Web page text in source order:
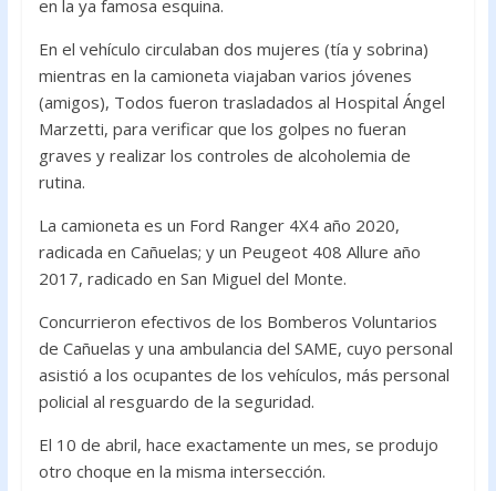
o
o
k
A
p
p
en la ya famosa esquina.
En el vehículo circulaban dos mujeres (tía y sobrina)
mientras en la camioneta viajaban varios jóvenes
(amigos), Todos fueron trasladados al Hospital Ángel
Marzetti, para verificar que los golpes no fueran
graves y realizar los controles de alcoholemia de
rutina.
La camioneta es un Ford Ranger 4X4 año 2020,
radicada en Cañuelas; y un Peugeot 408 Allure año
2017, radicado en San Miguel del Monte.
Concurrieron efectivos de los Bomberos Voluntarios
de Cañuelas y una ambulancia del SAME, cuyo personal
asistió a los ocupantes de los vehículos, más personal
policial al resguardo de la seguridad.
El 10 de abril, hace exactamente un mes, se produjo
otro choque en la misma intersección.